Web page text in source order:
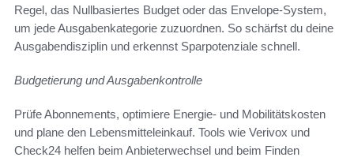
Regel, das Nullbasiertes Budget oder das Envelope-System,
um jede Ausgabenkategorie zuzuordnen. So schärfst du deine
Ausgabendisziplin und erkennst Sparpotenziale schnell.
Budgetierung und Ausgabenkontrolle
Prüfe Abonnements, optimiere Energie- und Mobilitätskosten
und plane den Lebensmitteleinkauf. Tools wie Verivox und
Check24 helfen beim Anbieterwechsel und beim Finden